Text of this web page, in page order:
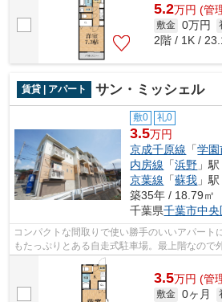
5.2万円 (管
敷金 0万円
2階 / 1K /
賃貸 | アパート サン・ミッシェル
敷0 礼0
3.5万円
京成千原線 「学園
内房線 「浜野 」
京葉線 「蘇我 」
築35年 / 18.79㎡
千葉県千葉市中央
コンパクトな間取りで使い勝手のいいアパート
もたっぷりとある自走式駐車場。最上階なので
せん。敷地内にはごみ置き場も設置さ...
3.5万円 (管
敷金 0ヶ月